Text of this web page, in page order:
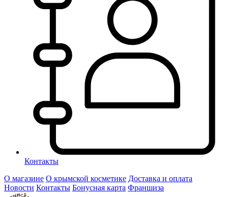
Контакты
О магазине О крымской косметике Доставка и оплата
Новости Контакты Бонусная карта Франшиза